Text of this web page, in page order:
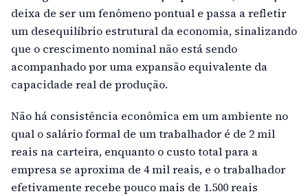
deixa de ser um fenômeno pontual e passa a refletir
um desequilíbrio estrutural da economia, sinalizando
que o crescimento nominal não está sendo
acompanhado por uma expansão equivalente da
capacidade real de produção.
Não há consistência econômica em um ambiente no
qual o salário formal de um trabalhador é de 2 mil
reais na carteira, enquanto o custo total para a
empresa se aproxima de 4 mil reais, e o trabalhador
efetivamente recebe pouco mais de 1.500 reais